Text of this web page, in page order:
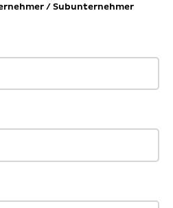
/ Subunternehmer